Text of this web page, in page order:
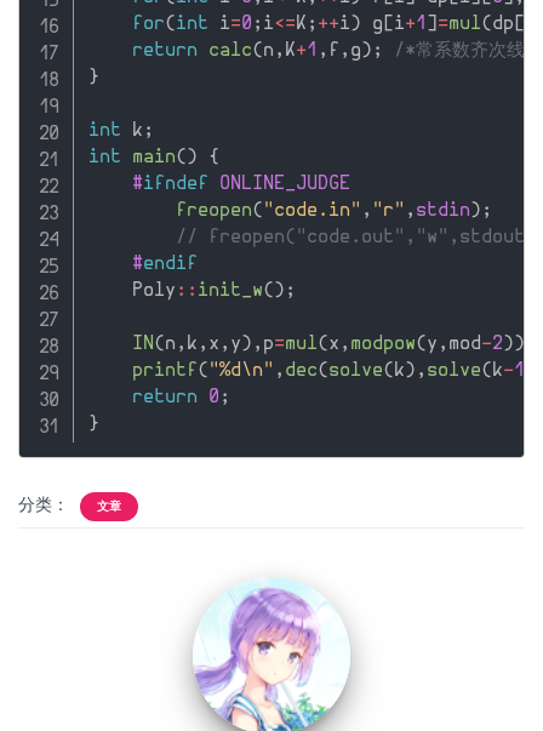
for(int i=0 ; i<=K ; ++i) g [i+1 ] =mul(dp [
return
calc(n , K+1 , f , g) ;
/*常系数齐次线
}
int k ;
int
main()
{
#ifndef
ONLINE_JUDGE
freopen( "code.in" , "r" , stdin) ;
//
#endif
    Poly
:: init_w() ;
IN(n , k , x , y) , p=mul(x , modpow(y , mod-2))
printf ( "%d\n" , dec(solve(k) , solve(k-1
return
0 ;
}
分类： 文章